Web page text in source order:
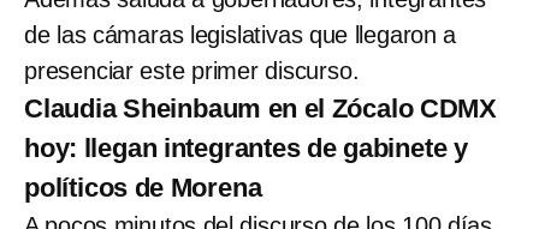
de las cámaras legislativas que llegaron a
presenciar este primer discurso.
Claudia Sheinbaum en el Zócalo CDMX
hoy: llegan integrantes de gabinete y
políticos de Morena